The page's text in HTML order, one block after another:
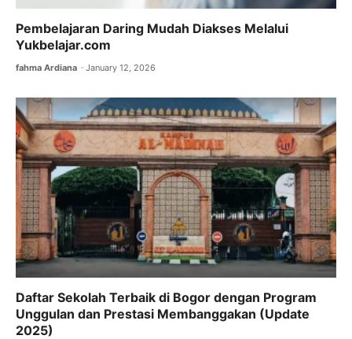
Pembelajaran Daring Mudah Diakses Melalui
Yukbelajar.com
fahma Ardiana January 12, 2026
Daftar Sekolah Terbaik di Bogor dengan Program
Unggulan dan Prestasi Membanggakan (Update
2025)